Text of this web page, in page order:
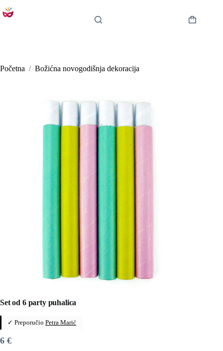
na
Košarica
Početna / Božićna novogodišnja dekoracija
Set od 6 party puhalica
✓ Preporučio Petra Marić
6 €